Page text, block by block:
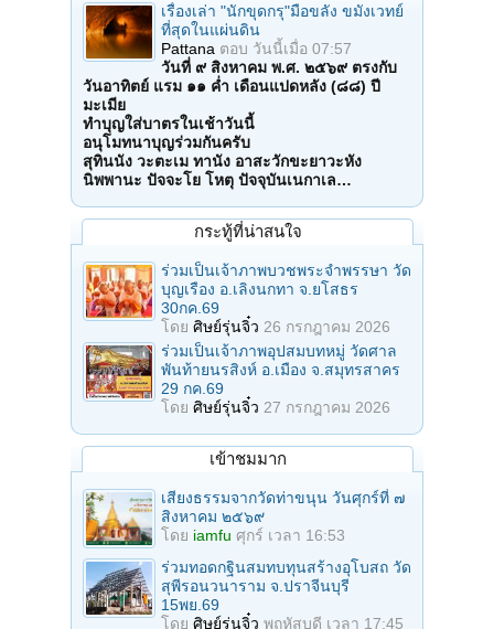
เรื่องเล่า "นักขุดกรุ"มือขลัง ขมังเวทย์
ที่สุดในแผ่นดิน
Pattana ตอบ วันนี้เมื่อ 07:57
วันที่ ๙ สิงหาคม พ.ศ. ๒๕๖๙ ตรงกับ
วันอาทิตย์ แรม ๑๑ ค่ำ เดือนแปดหลัง (๘๘) ปี
มะเมีย
ทำบุญใส่บาตรในเช้าวันนี้
อนุโมทนาบุญร่วมกันครับ
สุทินนัง วะตะเม ทานัง อาสะวักขะยาวะหัง
นิพพานะ ปัจจะโย โหตุ ปัจจุบันเนกาเล…
กระทู้ที่น่าสนใจ
ร่วมเป็นเจ้าภาพบวชพระจำพรรษา วัด
บุญเรือง อ.เลิงนกทา จ.ยโสธร
30กค.69
โดย ศิษย์รุ่นจิ๋ว 26 กรกฎาคม 2026
ร่วมเป็นเจ้าภาพอุปสมบทหมู่ วัดศาล
พันท้ายนรสิงห์ อ.เมือง จ.สมุทรสาคร
29 กค.69
โดย ศิษย์รุ่นจิ๋ว 27 กรกฎาคม 2026
เข้าชมมาก
เสียงธรรมจากวัดท่าขนุน วันศุกร์ที่ ๗
สิงหาคม ๒๕๖๙
โดย iamfu ศุกร์ เวลา 16:53
ร่วมทอดกฐินสมทบทุนสร้างอุโบสถ วัด
สุพีรอนวนาราม จ.ปราจีนบุรี
15พย.69
โดย ศิษย์รุ่นจิ๋ว พฤหัสบดี เวลา 17:45